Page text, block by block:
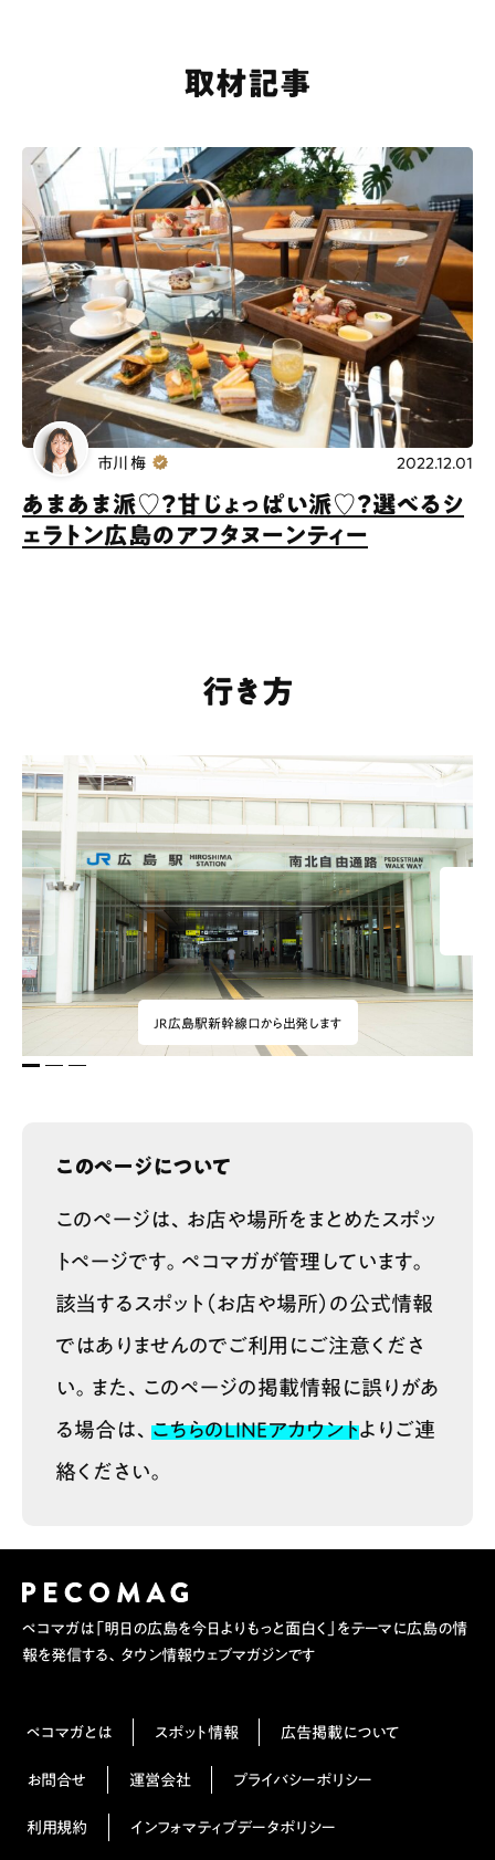
取材記事
あまあま派♡？甘じょっぱい派♡？選べるシ
ェラトン広島のアフタヌーンティー
市川 梅 2022.12.01
行き方
JR広島駅新幹線口から出発します
1
このページについて
このページは、お店や場所をまとめたスポッ
トページです。ペコマガが管理しています。
該当するスポット（お店や場所）の公式情報
ではありませんのでご利用にご注意くださ
い。また、このページの掲載情報に誤りがあ
る場合は、 こちらのLINEアカウントよりご連
絡ください。
ペコマガは「明日の広島を今日よりもっと面白く」をテーマに広島の情
報を発信する、タウン情報ウェブマガジンです
ペコマガとは スポット情報 広告掲載について
お問合せ 運営会社 プライバシーポリシー
利用規約 インフォマティブデータポリシー